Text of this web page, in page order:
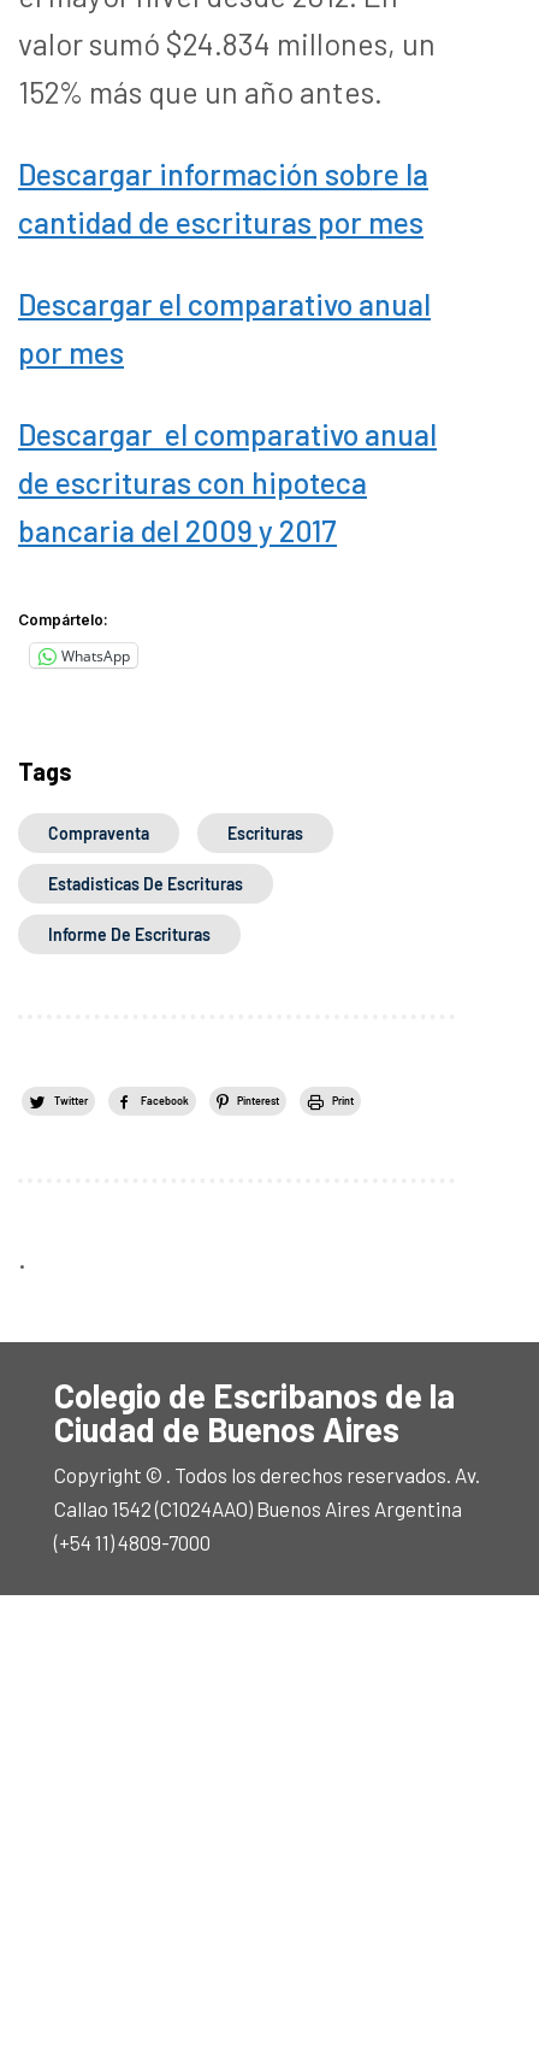
valor sumó $24.834 millones, un
152% más que un año antes.
Descargar información sobre la
cantidad de escrituras por mes
Descargar el comparativo anual
por mes
Descargar el comparativo anual
de escrituras con hipoteca
bancaria del 2009 y 2017
Compártelo:
WhatsApp
Tags
Compraventa Escrituras
Estadisticas De Escrituras
Informe De Escrituras
Twitter Facebook Pinterest Print
.
Colegio de Escribanos de la
Ciudad de Buenos Aires
Copyright © . Todos los derechos reservados. Av.
Callao 1542 (C1024AAO) Buenos Aires Argentina
(+54 11) 4809-7000